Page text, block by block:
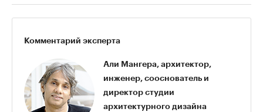
Комментарий эксперта
Али Мангера, архитектор,
инженер, сооснователь и
директор студии
архитектурного дизайна